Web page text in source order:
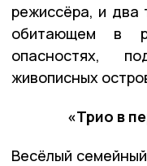
режиссёра, и
обитающем в
опасностях,
живописных
«Трио в
Весёлый